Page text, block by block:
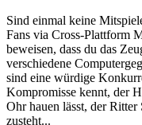
Sind einmal keine
Fans via Cross-Plattform
beweisen, dass du das
verschiedene
sind eine würdige
Kompromisse kennt, der
Ohr hauen lässt, der
zusteht...